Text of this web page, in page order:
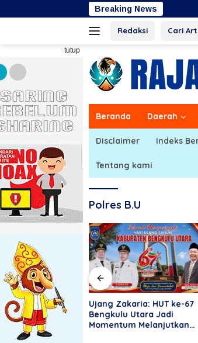
ke
Breaking News
Redaksi Cari
tutup
Beranda Daerah
Disclaimer Indeks
Tentang kami
Polres B.U
Angka
Bukan
Aktual
Ujang Zakaria: HUT ke-67
Bengkulu Utara Jadi
Momentum Melanjutkan